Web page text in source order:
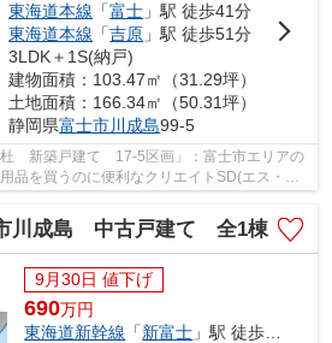
東海道本線 「富士 」駅 徒歩41分
東海道本線 「吉原 」駅 徒歩51分
3LDK＋1S(納戸)
建物面積：103.47㎡（31.29坪）
土地面積：166.34㎡（50.31坪）
静岡県富士市川成島99-5
杜 新築戸建て 17-5区画」：富士市エリアの
品を買うのに便利なクリエイトSD(エス・デ
川成島 中古戸建て 全1棟
9月30日 値下げ
690万円
東海道新幹線 「新富士 」駅 徒歩25分